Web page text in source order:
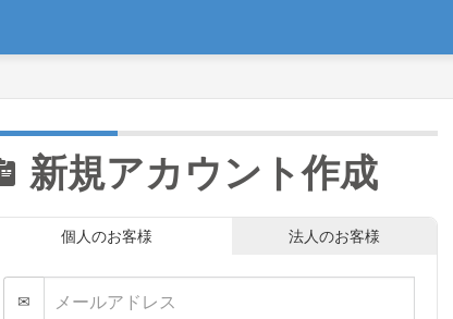
新規アカウント作成
個人のお客様 法人のお客様
✉